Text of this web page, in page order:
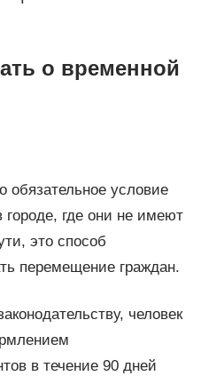
о временной
обязательное условие
где они не имеют
это способ
перемещение граждан.
человек
в течение 90 дней